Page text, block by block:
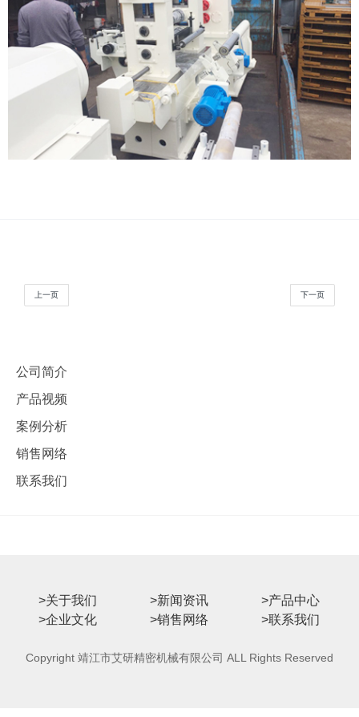
上一页 下一页
公司简介
产品视频
案例分析
销售网络
联系我们
>关于我们 >新闻资讯
>产品中心
>企业文化
>销售网络 >联系我们
Copyright 靖江市艾研精密机械有限公司 ALL Rights Reserved